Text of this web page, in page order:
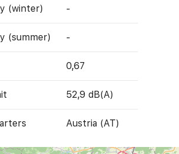
(winter) -
(summer) -
0,67
52,9 dB(A)
Austria (AT)